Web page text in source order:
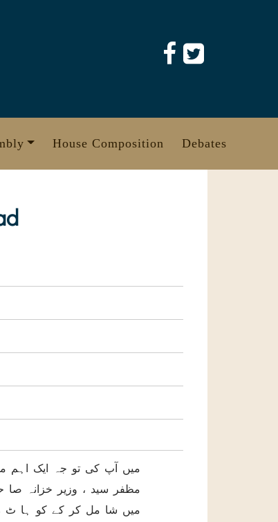
House Composition Debates
میں آپ کی تو جہ ایک اہم
مظفر سید ، وزیر خزانہ
میں شا مل کر کے کو ہا ٹ